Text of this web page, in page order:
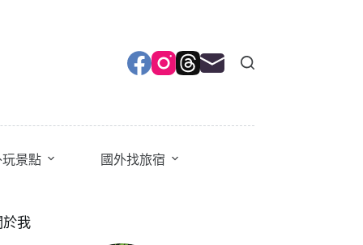
玩景點 國外找旅宿
於我